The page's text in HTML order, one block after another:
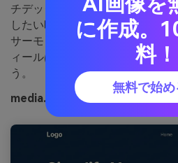
チデック、ヒーローセクション
したい時に最適です。ネイビー
サーモンを主要ボタンや重要な
ィールは二次アクション用にし
う。
media.ioで生成したミッドナイ
に作成。
料！
無料で始